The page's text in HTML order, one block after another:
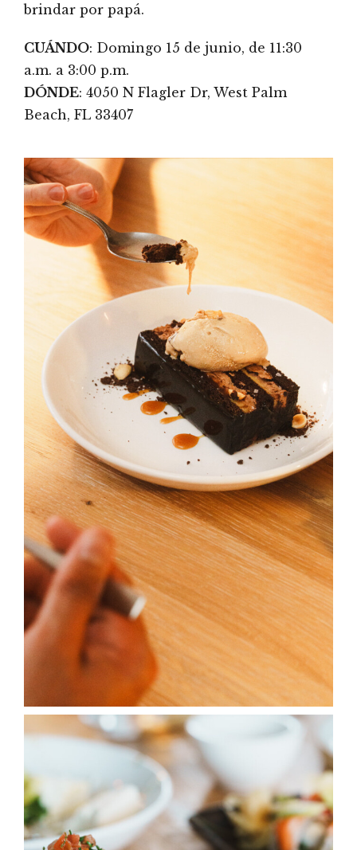
brindar por papá.
CUÁNDO: Domingo 15 de junio, de 11:30
a.m. a 3:00 p.m.
DÓNDE: 4050 N Flagler Dr, West Palm
Beach, FL 33407